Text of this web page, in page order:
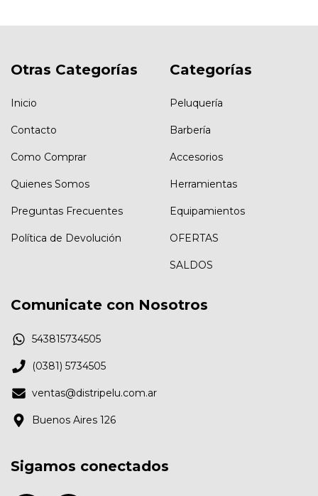
Otras Categorías
Inicio
Contacto
Como Comprar
Quienes Somos
Preguntas Frecuentes
Política de Devolución
Categorías
Peluquería
Barbería
Accesorios
Herramientas
Equipamientos
OFERTAS
SALDOS
Comunicate con Nosotros
543815734505
(0381) 5734505
ventas@distripelu.com.ar
Buenos Aires 126
Sigamos conectados